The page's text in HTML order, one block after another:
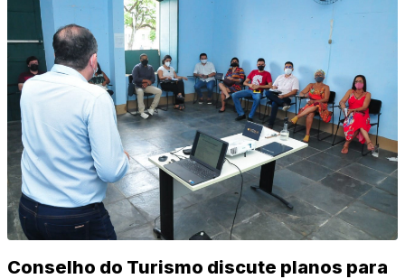
Conselho do Turismo discute planos para